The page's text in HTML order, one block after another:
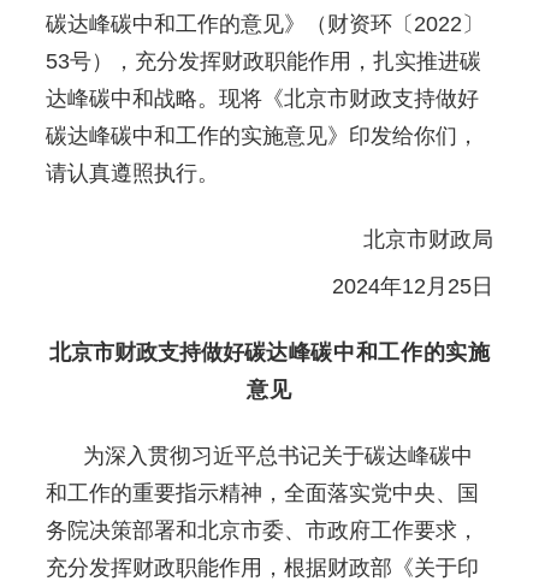
碳达峰碳中和工作的意见》（财资环〔2022〕
53号），充分发挥财政职能作用，扎实推进碳
达峰碳中和战略。现将《北京市财政支持做好
碳达峰碳中和工作的实施意见》印发给你们，
请认真遵照执行。
北京市财政局
2024年12月25日
北京市财政支持做好碳达峰碳中和工作的实施
意见
为深入贯彻习近平总书记关于碳达峰碳中
和工作的重要指示精神，全面落实党中央、国
务院决策部署和北京市委、市政府工作要求，
充分发挥财政职能作用，根据财政部《关于印